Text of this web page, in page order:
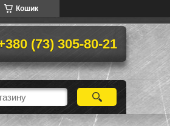
Кошик
(73) 305-80-21